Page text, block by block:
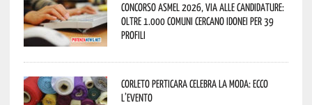
Concorso Asmel 2026, via alle candidature:
oltre 1.000 Comuni cercano idonei per 39
profili
Corleto Perticara celebra la moda: ecco
l’evento